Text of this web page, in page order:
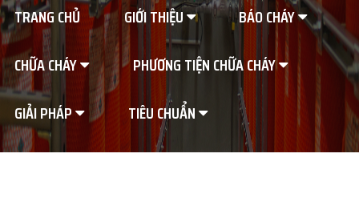
TRANG CHỦ GIỚI THIỆU
BÁO CHÁY
CHỮA CHÁY
PHƯƠNG TIỆN CHỮA CHÁY
GIẢI PHÁP
TIÊU CHUẨN